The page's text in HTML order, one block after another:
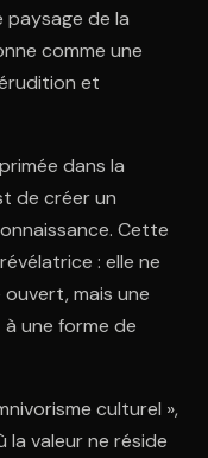
paysage de la
comme une
et
dans la
de créer un
Cette
: elle ne
mais une
une forme de
culturel »,
la valeur ne réside